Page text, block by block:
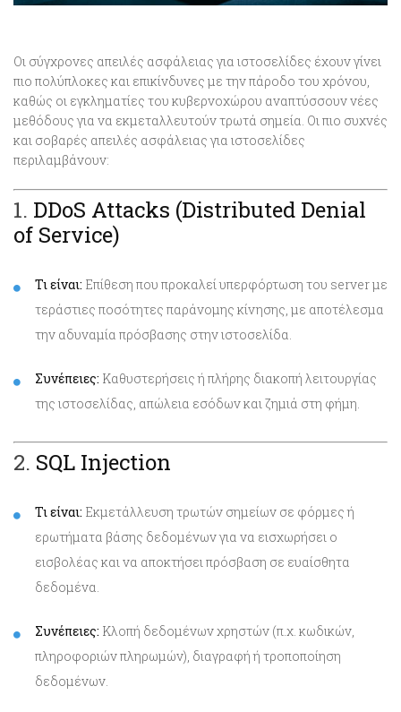
Οι σύγχρονες απειλές ασφάλειας για ιστοσελίδες έχουν γίνει
πιο πολύπλοκες και επικίνδυνες με την πάροδο του χρόνου,
καθώς οι εγκληματίες του κυβερνοχώρου αναπτύσσουν νέες
μεθόδους για να εκμεταλλευτούν τρωτά σημεία. Οι πιο συχνές
και σοβαρές απειλές ασφάλειας για ιστοσελίδες
περιλαμβάνουν:
1. DDoS Attacks (Distributed Denial
of Service)
Τι είναι: Επίθεση που προκαλεί υπερφόρτωση του server με
τεράστιες ποσότητες παράνομης κίνησης, με αποτέλεσμα
την αδυναμία πρόσβασης στην ιστοσελίδα.
Συνέπειες: Καθυστερήσεις ή πλήρης διακοπή λειτουργίας
της ιστοσελίδας, απώλεια εσόδων και ζημιά στη φήμη.
2. SQL Injection
Τι είναι: Εκμετάλλευση τρωτών σημείων σε φόρμες ή
ερωτήματα βάσης δεδομένων για να εισχωρήσει ο
εισβολέας και να αποκτήσει πρόσβαση σε ευαίσθητα
δεδομένα.
Συνέπειες: Κλοπή δεδομένων χρηστών (π.χ. κωδικών,
πληροφοριών πληρωμών), διαγραφή ή τροποποίηση
δεδομένων.